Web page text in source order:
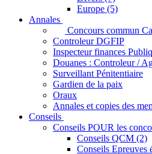
Europe (5)
Annales
Concours commun
Controleur DGFIP
Inspecteur finances
Douanes : Controleur /
Surveillant Pénitentiaire
Gardien de la paix
Oraux
Annales et copies des
Conseils
Conseils POUR les
Conseils QCM (2)
Conseils Epreuves